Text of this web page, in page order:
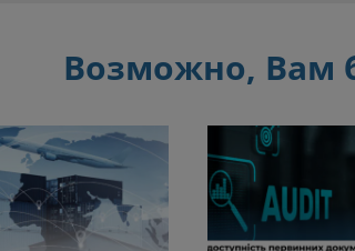
Возможно, Вам